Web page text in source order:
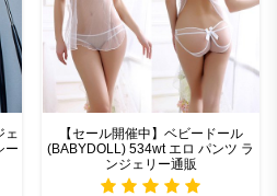
ェ
ー
【セール開催中】ベビードール
(BABYDOLL) 534wt エロ パンツ ラ
ンジェリー通販